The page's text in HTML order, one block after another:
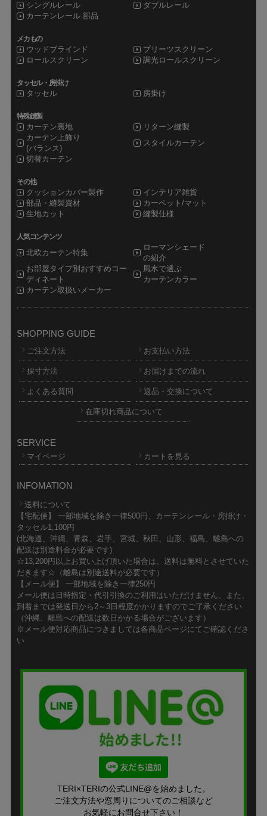
シングルレール
ダブルレール
カーテンレール 部品
メカもの
ウッドブラインド
プリーツスクリーン
ロールスクリーン
調光ロールスクリーン
タッセル・房掛け
タッセル 房掛け
特殊縫製
カーテン裏地
リターン縫製
カーテン上飾り
(バランス)
スタイルカーテン
切替カーテン
その他
クッションカバー製作
インテリア雑貨
部品・縫製資材
カーペット/マット
生地カット
縫製仕様
人気コンテンツ
北欧カーテン特集
ローマンシェード
の紹介
お部屋タイプ別おすすめコー
ディネート
風水で選ぶ
カーテンカラー
カーテン取扱いメーカー
SHOPPING GUIDE
ご注文方法 お支払い方法
採寸方法 お届けまでの流れ
よくある質問 返品・交換について
在庫切れ商品について
SERVICE
マイページ カートを見る
INFOMATION
送料について
【宅配便】 一部地域を除き一律500円、カーテンレール・房掛け・
タッセル1,100円
(北海道、沖縄、青森、岩手、宮城、秋田、山形、福島、離島への
配送は別途料金が必要です)
☆13,200円以上お買い上げ頂いた場合は、送料は無料とさせていた
だきます☆（離島は別途送料が必要です）
【メール便】 一部地域を除き一律250円
メール便は日時指定・代引引換のご利用はいただけません、また、
到着までは発送日から2～3日程度かかりますのでご了承ください
（沖縄、離島への配送は数日かかる場合がございます）
※メール便対応商品につきましては各商品ページにてご確認くださ
い
TERI×TERIの公式LINE@を始めました。
ご注文方法や窓周りについてのご相談など
お気軽にお問合せ下さい！